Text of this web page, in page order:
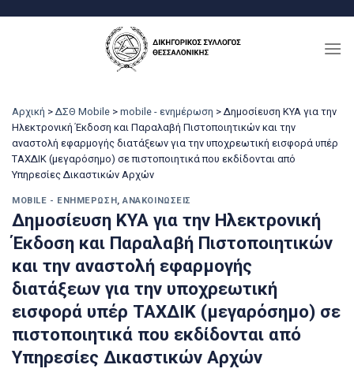
Αρχική > ΔΣΘ Mobile > mobile - ενημέρωση > Δημοσίευση ΚΥΑ για την
Ηλεκτρονική Έκδοση και Παραλαβή Πιστοποιητικών και την
αναστολή εφαρμογής διατάξεων για την υποχρεωτική εισφορά υπέρ
ΤΑΧΔΙΚ (μεγαρόσημο) σε πιστοποιητικά που εκδίδονται από
Υπηρεσίες Δικαστικών Αρχών
MOBILE - ΕΝΗΜΈΡΩΣΗ,ΑΝΑΚΟΙΝΏΣΕΙΣ
Δημοσίευση ΚΥΑ για την Ηλεκτρονική
Έκδοση και Παραλαβή Πιστοποιητικών
και την αναστολή εφαρμογής
διατάξεων για την υποχρεωτική
εισφορά υπέρ ΤΑΧΔΙΚ (μεγαρόσημο) σε
πιστοποιητικά που εκδίδονται από
Υπηρεσίες Δικαστικών Αρχών